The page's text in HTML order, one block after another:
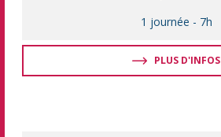
1 journée - 7h
PLUS D'INFOS